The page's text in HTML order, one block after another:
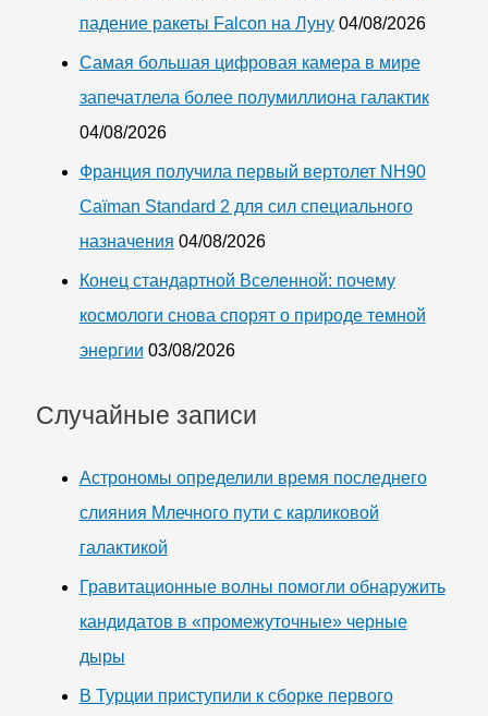
падение ракеты Falcon на Луну 04/08/2026
Самая большая цифровая камера в мире
запечатлела более полумиллиона галактик
04/08/2026
Франция получила первый вертолет NH90
Caïman Standard 2 для сил специального
назначения 04/08/2026
Конец стандартной Вселенной: почему
космологи снова спорят о природе темной
энергии 03/08/2026
Случайные записи
Астрономы определили время последнего
слияния Млечного пути с карликовой
галактикой
Гравитационные волны помогли обнаружить
кандидатов в «промежуточные» черные
дыры
В Турции приступили к сборке первого